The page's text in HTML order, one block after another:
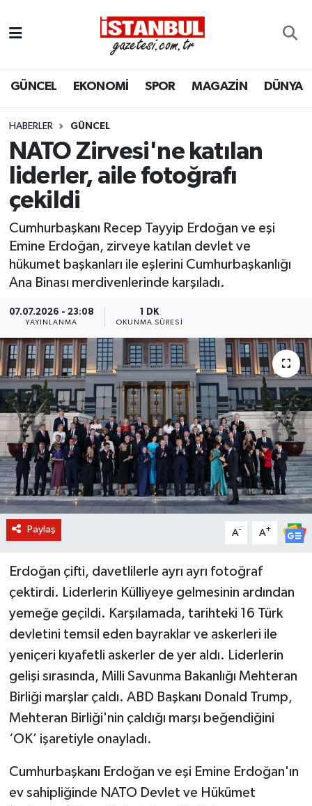
GÜNCEL EKONOMİ SPOR MAGAZİN DÜNYA
HABERLER GÜNCEL
NATO Zirvesi'ne katılan
liderler, aile fotoğrafı
çekildi
Cumhurbaşkanı Recep Tayyip Erdoğan ve eşi
Emine Erdoğan, zirveye katılan devlet ve
hükumet başkanları ile eşlerini Cumhurbaşkanlığı
Ana Binası merdivenlerinde karşıladı.
07.07.2026 - 23:08
YAYINLANMA
1 DK
OKUNMA SÜRESI
Paylaş A- A+
Erdoğan çifti, davetlilerle ayrı ayrı fotoğraf
çektirdi. Liderlerin Külliyeye gelmesinin ardından
yemeğe geçildi. Karşılamada, tarihteki 16 Türk
devletini temsil eden bayraklar ve askerleri ile
yeniçeri kıyafetli askerler de yer aldı. Liderlerin
gelişi sırasında, Milli Savunma Bakanlığı Mehteran
Birliği marşlar çaldı. ABD Başkanı Donald Trump,
Mehteran Birliği'nin çaldığı marşı beğendiğini
‘OK’ işaretiyle onayladı.
Cumhurbaşkanı Erdoğan ve eşi Emine Erdoğan'ın
ev sahipliğinde NATO Devlet ve Hükümet
EKONOMİ
İSTANBUL
DÜNYA
SPOR
MAGAZİN
KÜLTÜR SANAT
BİLİM VE TEKNOLOJİ
OTOMOBİL
KURUMSAL
Nöbetçi Eczaneler
Hava Durumu
Trafik Durumu
Süper Lig Puan Durumu ve Fikstür
Tüm Manşetler
Son Dakika Haberleri
Haber Arşivi